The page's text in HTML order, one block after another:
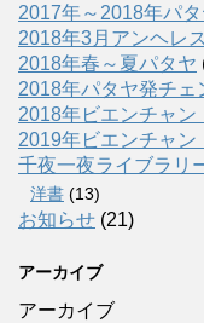
2017年～2018年パ
2018年3月アンヘレ
2018年春～夏パタヤ
2018年パタヤ発チ
2018年ビエンチャン
2019年ビエンチャン
千夜一夜ライブラリ
洋書 (13)
お知らせ (21)
アーカイブ
アーカイブ